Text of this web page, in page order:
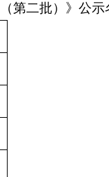
第二批） 》公示